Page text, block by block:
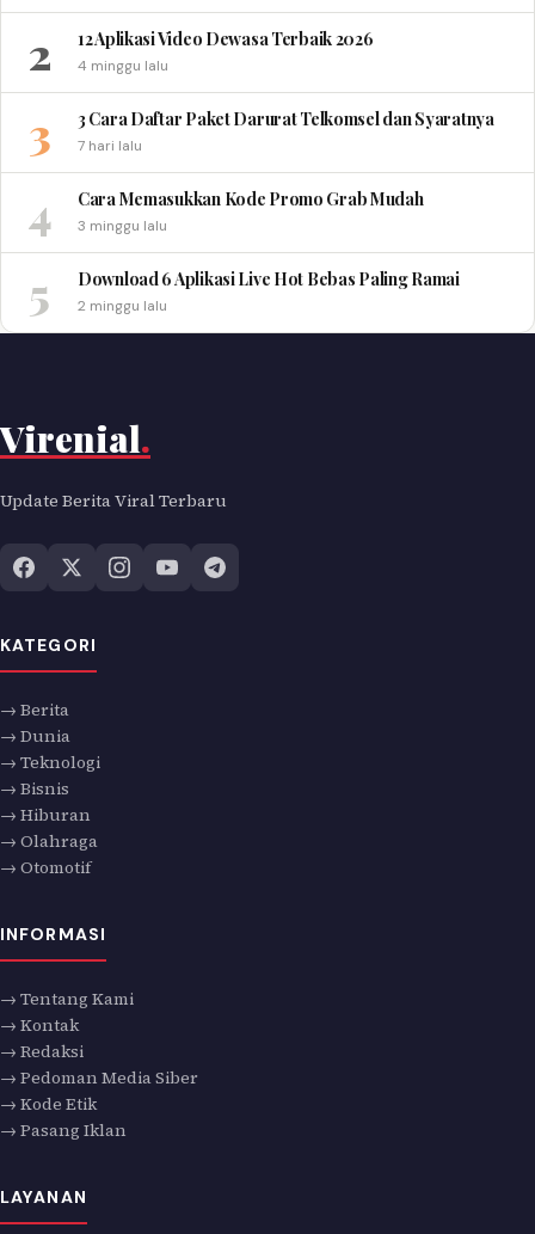
2 12 Aplikasi Video Dewasa Terbaik 2026
4 minggu lalu
3 3 Cara Daftar Paket Darurat Telkomsel dan Syaratnya
7 hari lalu
4 Cara Memasukkan Kode Promo Grab Mudah
3 minggu lalu
5 Download 6 Aplikasi Live Hot Bebas Paling Ramai
2 minggu lalu
Virenial.
Update Berita Viral Terbaru
KATEGORI
→ Berita
→ Dunia
→ Teknologi
→ Bisnis
→ Hiburan
→ Olahraga
→ Otomotif
INFORMASI
→ Tentang Kami
→ Kontak
→ Redaksi
→ Pedoman Media Siber
→ Kode Etik
→ Pasang Iklan
LAYANAN